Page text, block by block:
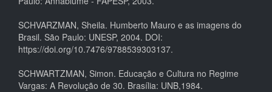
SCHVARZMAN, Sheila. Humberto Mauro e as imagens do
Brasil. São Paulo: UNESP, 2004. DOI:
https://doi.org/10.7476/9788539303137.
SCHWARTZMAN, Simon. Educação e Cultura no Regime
Vargas: A Revolução de 30. Brasília: UNB,1984.